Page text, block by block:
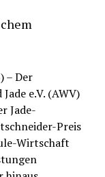
– Der
e.V. (AWV)
Jade-
Preis
Wirtschaft